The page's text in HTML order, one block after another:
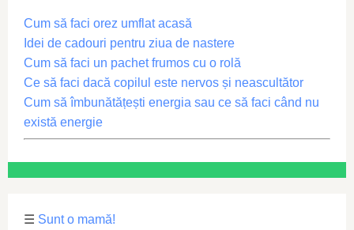
Cum să faci orez umflat acasă
Idei de cadouri pentru ziua de nastere
Cum să faci un pachet frumos cu o rolă
Ce să faci dacă copilul este nervos și neascultător
Cum să îmbunătățești energia sau ce să faci când nu
există energie
☰ Sunt o mamă!